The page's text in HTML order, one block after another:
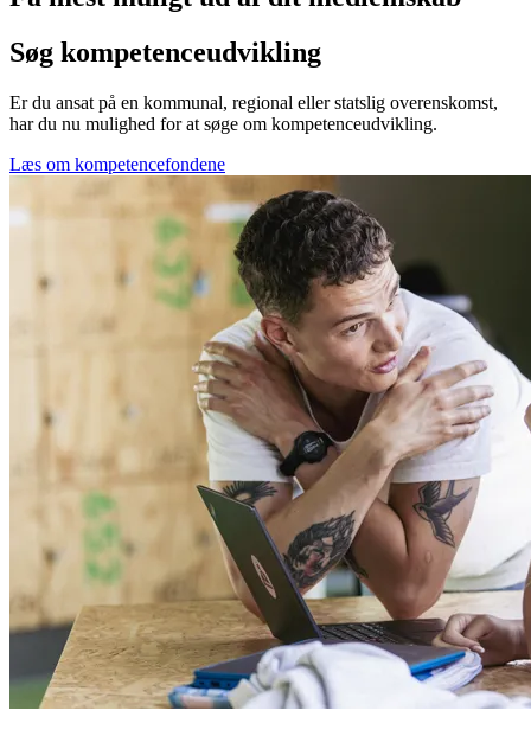
Søg kompetenceudvikling
Er du ansat på en kommunal, regional eller statslig overenskomst,
har du nu mulighed for at søge om kompetenceudvikling.
Læs om kompetencefondene